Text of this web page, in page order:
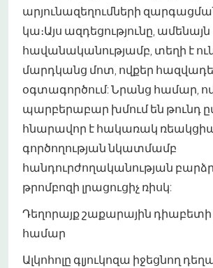
արյունազեղումների
կա։Այս ազդեցությունը, ամենայն
հավանականությամբ, տեղի է
մարդկանց մոտ, ովքեր
օգտագործում: Նրանց համար,
պարբերաբար խմում են թունդ
հնարավոր է հակառակ
գործողության նկատմամբ
հանդուրժողականության
թրոմբոզի լրացուցիչ ռիսկ:
Դեղորայք շաքարային դիաբետի
համար
Ալկոհոլը գլյուկոզա իջեցնող